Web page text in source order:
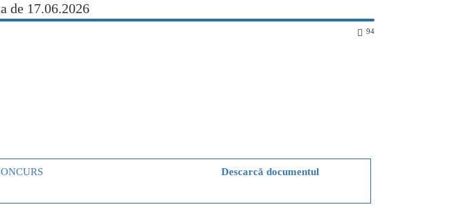
de 17.06.2026
94
Descarcă documentul